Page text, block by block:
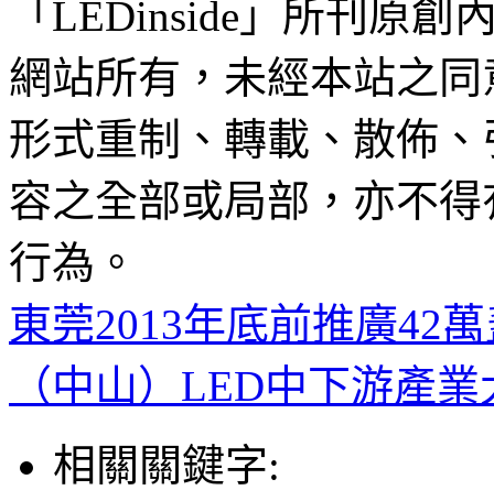
「LEDinside」所刊原創
網站所有，未經本站之
形式重制、轉載、散佈
容之全部或局部，亦不
行為。
東莞2013年底前推廣42
（中山）LED中下游產
相關關鍵字: